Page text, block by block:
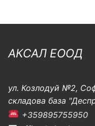
АКСАЛ ЕООД
ул. Козлодуй №2,
складова база
+359895755950